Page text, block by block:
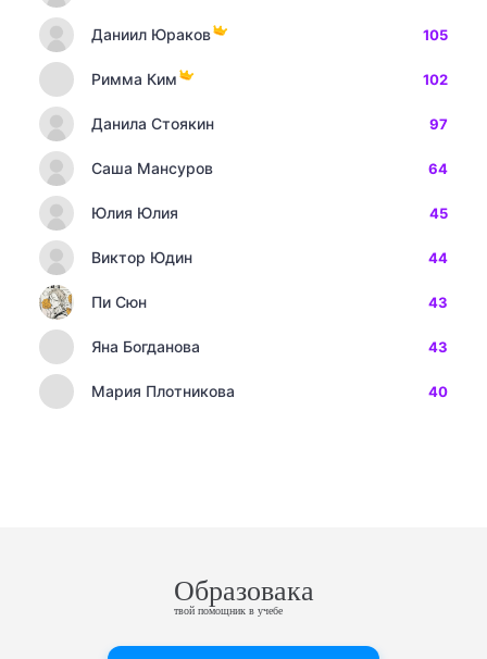
Даниил Юраков 105
Римма Ким 102
Данила Стоякин 97
Саша Мансуров 64
Юлия Юлия 45
Виктор Юдин 44
Пи Сюн 43
Яна Богданова 43
Мария Плотникова 40
Образовака
твой помощник в учебе